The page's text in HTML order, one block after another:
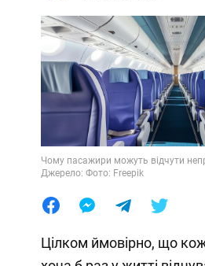
Чому пасажири можуть відчути
Джерело: Фото: Freepik
Цілком ймовірно, що